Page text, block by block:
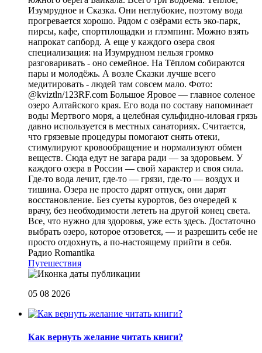
Изумрудное и Сказка. Они неглубокие, поэтому вода
прогревается хорошо. Рядом с озёрами есть эко-парк,
пирсы, кафе, спортплощадки и глэмпинг. Можно взять
напрокат сапборд. А еще у каждого озера своя
специализация: на Изумрудном нельзя громко
разговаривать - оно семейное. На Тёплом собираются
пары и молодёжь. А возле Сказки лучше всего
медитировать - людей там совсем мало. Фото:
@kviztln/123RF.com Большое Яровое — главное соленое
озеро Алтайского края. Его вода по составу напоминает
воды Мертвого моря, а целебная сульфидно-иловая грязь
давно используется в местных санаториях. Считается,
что грязевые процедуры помогают снять отеки,
стимулируют кровообращение и нормализуют обмен
веществ. Сюда едут не загара ради — за здоровьем. У
каждого озера в России — свой характер и своя сила.
Где-то вода лечит, где-то — грязи, где-то — воздух и
тишина. Озера не просто дарят отпуск, они дарят
восстановление. Без суеты курортов, без очередей к
врачу, без необходимости лететь на другой конец света.
Все, что нужно для здоровья, уже есть здесь. Достаточно
выбрать озеро, которое отзовется, — и разрешить себе не
просто отдохнуть, а по-настоящему прийти в себя.
Радио Romantika
Путешествия
05 08 2026
Как вернуть желание читать книги?